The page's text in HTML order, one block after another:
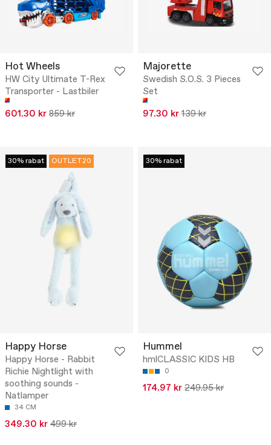
Hot Wheels
HW City Ultimate T-Rex
Transporter - Lastbiler
601.30 kr 859 kr
Majorette
Swedish S.O.S. 3 Pieces
Set
97.30 kr 139 kr
30% rabat OUTLET20
Happy Horse
Happy Horse - Rabbit
Richie Nightlight with
soothing sounds -
Natlamper
34 CM
349.30 kr 499 kr
30% rabat
Hummel
hmlCLASSIC KIDS HB
0
174.97 kr 249.95 kr